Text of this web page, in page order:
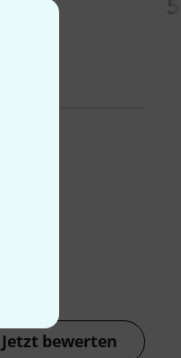
Jetzt bewerten